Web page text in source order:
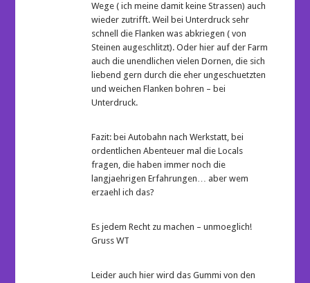
Wege ( ich meine damit keine Strassen) auch
wieder zutrifft. Weil bei Unterdruck sehr
schnell die Flanken was abkriegen ( von
Steinen augeschlitzt). Oder hier auf der Farm
auch die unendlichen vielen Dornen, die sich
liebend gern durch die eher ungeschuetzten
und weichen Flanken bohren – bei
Unterdruck.
Fazit: bei Autobahn nach Werkstatt, bei
ordentlichen Abenteuer mal die Locals
fragen, die haben immer noch die
langjaehrigen Erfahrungen… aber wem
erzaehl ich das?
Es jedem Recht zu machen – unmoeglich!
Gruss WT
Leider auch hier wird das Gummi von den